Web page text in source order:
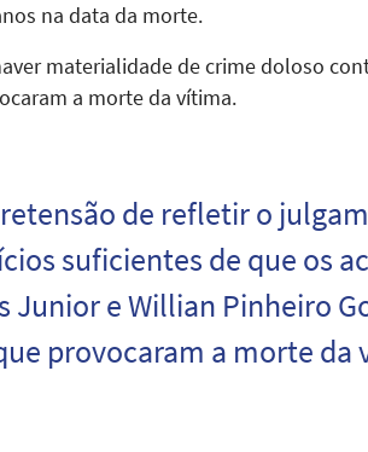
na data da morte.
materialidade de crime doloso
a morte da vítima.
de refletir o
suficientes de que os
Junior e Willian Pinheiro
provocaram a morte da